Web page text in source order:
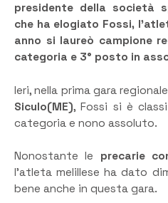
presidente della società
che ha elogiato Fossi,
anno si laureò campione
categoria e 3° posto in
Ieri, nella prima gara
Siculo(ME), Fossi si è
categoria e nono assoluto.
Nonostante le precarie
l’atleta melillese ha dato
bene anche in questa gara.